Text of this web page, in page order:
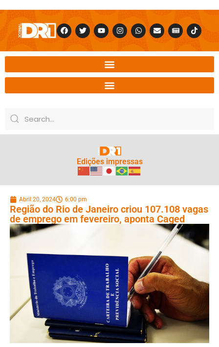
Edições impressas
Abril 20, 2024 6:00 pm
Região do Rio de Janeiro criou 107.108 vagas
de emprego em fevereiro, aponta Caged